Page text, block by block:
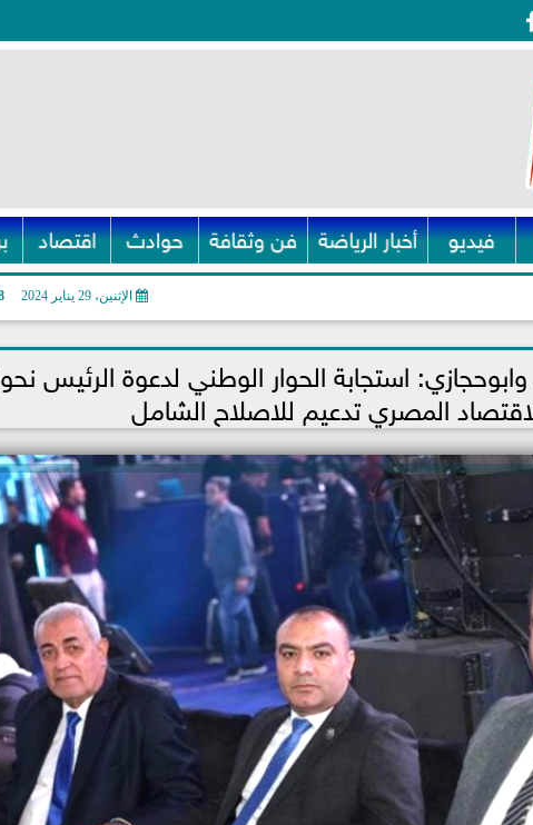
فيديو أخبار الرياضة فن وثقافة حوادث اقتصاد
الإثنين، 29 يناير 2024
استجابة الحوار الوطني لدعوة الرئيس
المصري تدعيم للاصلاح الشامل